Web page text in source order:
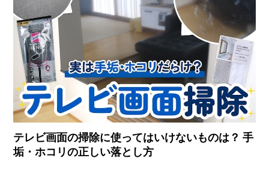
テレビ画面の掃除に使ってはいけないものは？ 手
垢・ホコリの正しい落とし方